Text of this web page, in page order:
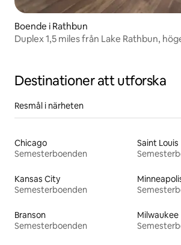
Boende i Rathbun
Duplex 1,5 miles från Lake Rathbun,
Destinationer att utforska
Resmål i närheten
Chicago
Semesterboenden
Saint Louis
Kansas City
Semesterboenden
Branson
Semesterboenden
Milwaukee